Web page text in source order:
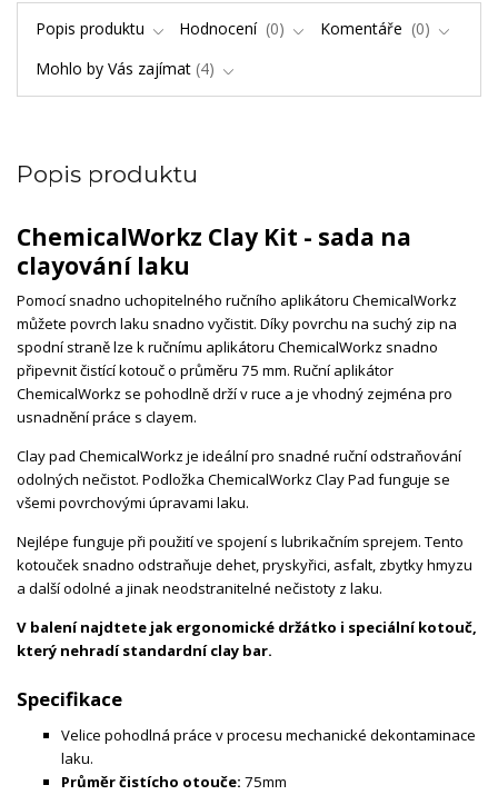
Popis produktu Hodnocení 0 Komentáře
0
Mohlo by Vás zajímat 4
Popis produktu
ChemicalWorkz Clay Kit - sada na
clayování laku
Pomocí snadno uchopitelného ručního aplikátoru ChemicalWorkz
můžete povrch laku snadno vyčistit. Díky povrchu na suchý zip na
spodní straně lze k ručnímu aplikátoru ChemicalWorkz snadno
připevnit čistící kotouč o průměru 75 mm. Ruční aplikátor
ChemicalWorkz se pohodlně drží v ruce a je vhodný zejména pro
usnadnění práce s clayem.
Clay pad ChemicalWorkz je ideální pro snadné ruční odstraňování
odolných nečistot. Podložka ChemicalWorkz Clay Pad funguje se
všemi povrchovými úpravami laku.
Nejlépe funguje při použití ve spojení s lubrikačním sprejem. Tento
kotouček snadno odstraňuje dehet, pryskyřici, asfalt, zbytky hmyzu
a další odolné a jinak neodstranitelné nečistoty z laku.
V balení najdtete jak ergonomické držátko i speciální kotouč,
který nehradí standardní clay bar.
Specifikace
Velice pohodlná práce v procesu mechanické dekontaminace
laku.
Průměr čistícho otouče: 75mm